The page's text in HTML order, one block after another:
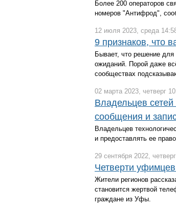
Более 200 операторов
номеров "Антифрод",
12 июля 2023, среда
9 признаков, что
Бывает, что решение для
ожиданий. Порой даже
сообществах
02 марта 2023, четверг
Владельцев сетей
сообщения и
Владельцев
и предоставлять ее
29 сентября 2022,
Четверти
Жители регионов
становится жертвой
граждане из Уфы.